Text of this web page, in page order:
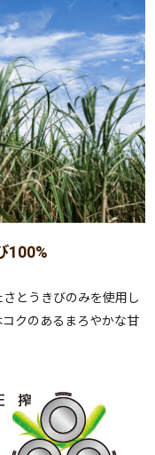
100%
とうきびのみを使用し
クのあるまろやかな甘